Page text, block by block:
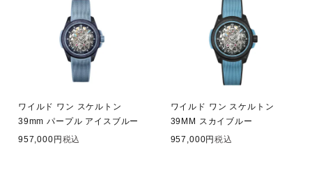
ワイルド ワン スケルトン
39mm パープル アイスブルー
957,000
税込
ワイルド ワン スケルトン
39MM スカイブルー
957,000
税込